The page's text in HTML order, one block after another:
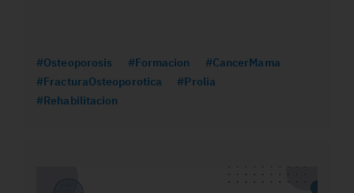
#Osteoporosis #Formacion
#CancerMama
#FracturaOsteoporotica
#Prolia
#Rehabilitacion